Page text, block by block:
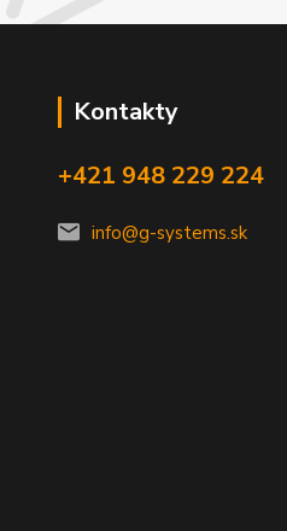
Kontakty
+421 948 229 224
info@g-systems.sk